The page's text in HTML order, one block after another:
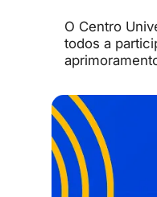
O Centro
todos a